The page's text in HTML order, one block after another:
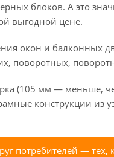
блоков. А это
выгодной цене.
окон и балконных
поворотных,
(105 мм — меньше,
конструкции из
потребителей — тех,